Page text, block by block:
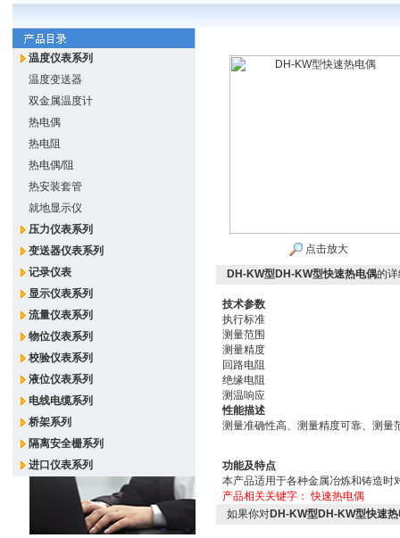
温度仪表系列
温度变送器
双金属温度计
热电偶
热电阻
热电偶/阻
热安装套管
就地显示仪
压力仪表系列
变送器仪表系列
记录仪表
显示仪表系列
流量仪表系列
物位仪表系列
校验仪表系列
液位仪表系列
电线电缆系列
桥架系列
隔离安全栅系列
进口仪表系列
点击放大
DH-KW型DH-KW型快速热电偶的详
技术参数
执行标准
测量范围
测量精度
回路电阻
绝缘电阻
测温响应
性能描述
测量准确性高、测量精度可靠、测量
功能及特点
本产品适用于各种金属冶炼和铸造时
产品相关关键字：快速热电偶
如果你对DH-KW型DH-KW型快速热